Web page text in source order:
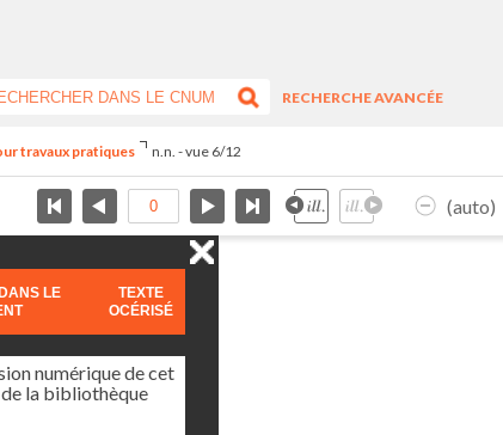
RECHERCHE AVANCÉE
travaux pratiques n.n. - vue 6/12
(auto)
LE
TEXTE
OCÉRISÉ
numérique de cet
de la bibliothèque